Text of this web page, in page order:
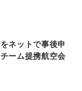
ネットで事後申
ーム提携航空会